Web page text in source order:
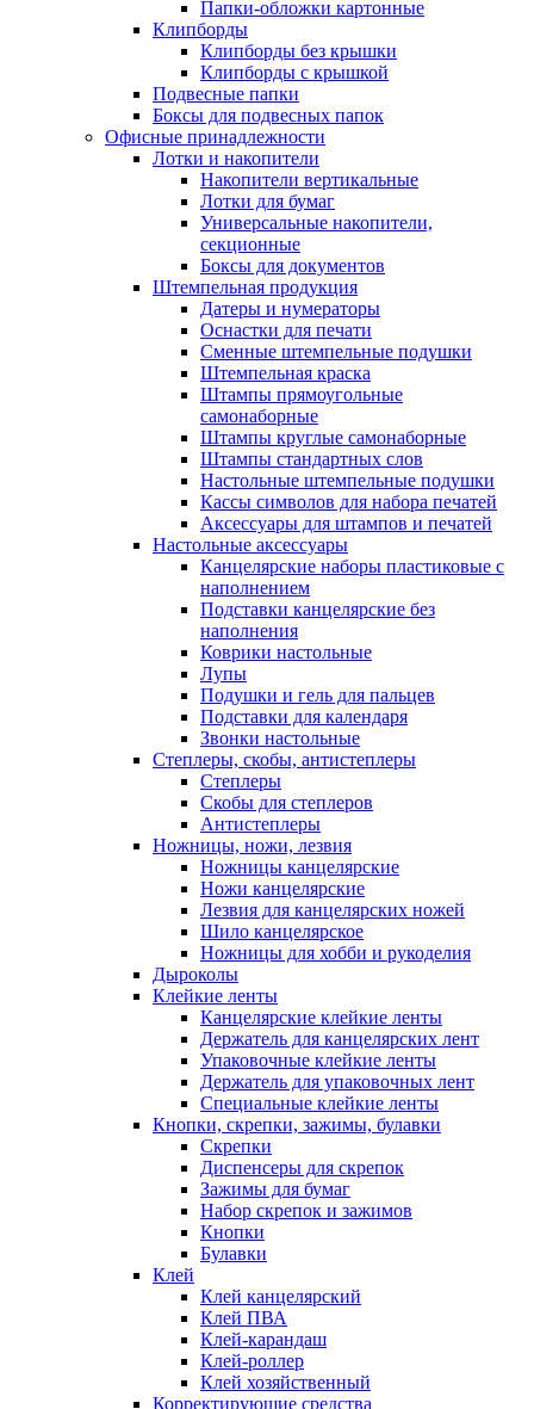
Папки-обложки картонные
Клипборды
Клипборды без крышки
Клипборды с крышкой
Подвесные папки
Боксы для подвесных папок
Офисные принадлежности
Лотки и накопители
Накопители вертикальные
Лотки для бумаг
Универсальные накопители,
секционные
Боксы для документов
Штемпельная продукция
Датеры и нумераторы
Оснастки для печати
Сменные штемпельные подушки
Штемпельная краска
Штампы прямоугольные
самонаборные
Штампы круглые самонаборные
Штампы стандартных слов
Настольные штемпельные подушки
Кассы символов для набора печатей
Аксессуары для штампов и печатей
Настольные аксессуары
Канцелярские наборы пластиковые с
наполнением
Подставки канцелярские без
наполнения
Коврики настольные
Лупы
Подушки и гель для пальцев
Подставки для календаря
Звонки настольные
Степлеры, скобы, антистеплеры
Степлеры
Скобы для степлеров
Антистеплеры
Ножницы, ножи, лезвия
Ножницы канцелярские
Ножи канцелярские
Лезвия для канцелярских ножей
Шило канцелярское
Ножницы для хобби и рукоделия
Дыроколы
Клейкие ленты
Канцелярские клейкие ленты
Держатель для канцелярских лент
Упаковочные клейкие ленты
Держатель для упаковочных лент
Специальные клейкие ленты
Кнопки, скрепки, зажимы, булавки
Скрепки
Диспенсеры для скрепок
Зажимы для бумаг
Набор скрепок и зажимов
Кнопки
Булавки
Клей
Клей канцелярский
Клей ПВА
Клей-карандаш
Клей-роллер
Клей хозяйственный
Корректирующие средства